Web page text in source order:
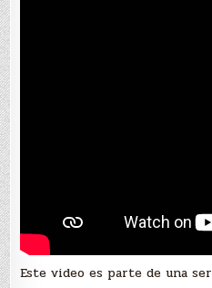
Este video es parte de una